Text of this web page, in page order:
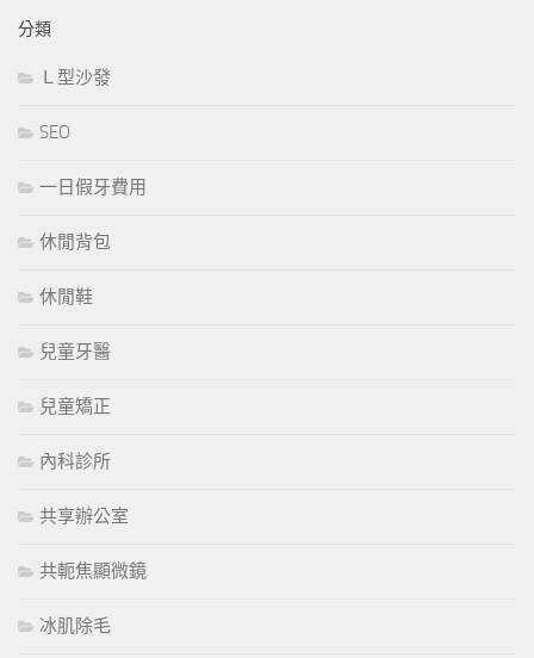
分類
Ｌ型沙發
SEO
一日假牙費用
休閒背包
休閒鞋
兒童牙醫
兒童矯正
內科診所
共享辦公室
共軛焦顯微鏡
冰肌除毛